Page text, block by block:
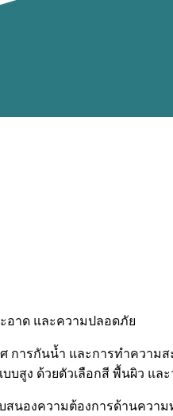
อาด และความปลอดภัย
ารกันน้ำ และการทำความส
สูง ด้วยตัวเลือกสี พื้นผิว แล
สนองความต้องการด้านคว